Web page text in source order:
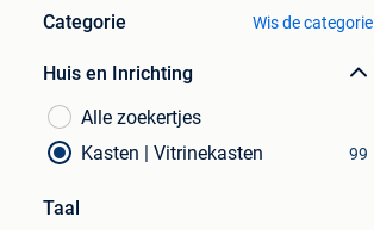
Categorie Wis de categorie
Huis en Inrichting
Alle zoekertjes
Kasten | Vitrinekasten
99
Taal